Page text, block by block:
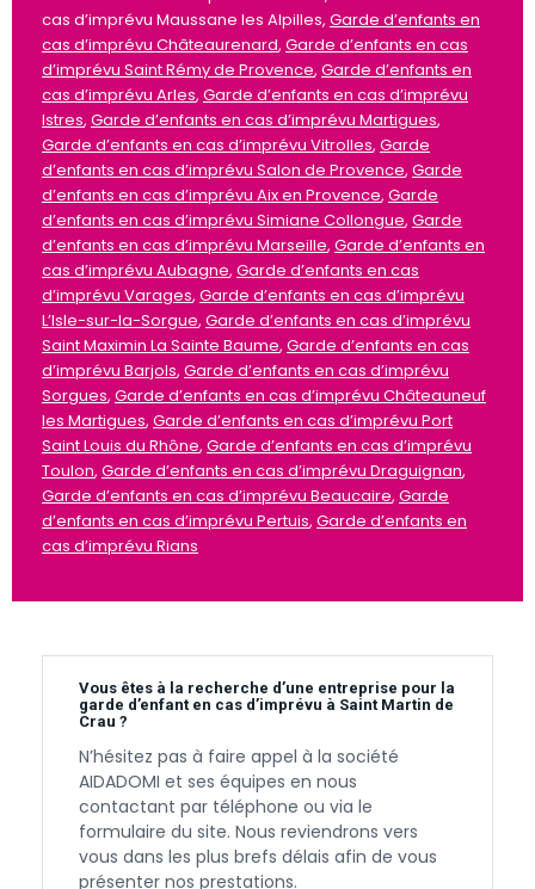
cas d’imprévu Maussane les Alpilles, Garde d’enfants en
cas d’imprévu Châteaurenard, Garde d’enfants en cas
d’imprévu Saint Rémy de Provence, Garde d’enfants en
cas d’imprévu Arles, Garde d’enfants en cas d’imprévu
Istres, Garde d’enfants en cas d’imprévu Martigues,
Garde d’enfants en cas d’imprévu Vitrolles, Garde
d’enfants en cas d’imprévu Salon de Provence, Garde
d’enfants en cas d’imprévu Aix en Provence, Garde
d’enfants en cas d’imprévu Simiane Collongue, Garde
d’enfants en cas d’imprévu Marseille, Garde d’enfants en
cas d’imprévu Aubagne, Garde d’enfants en cas
d’imprévu Varages, Garde d’enfants en cas d’imprévu
L’Isle-sur-la-Sorgue, Garde d’enfants en cas d’imprévu
Saint Maximin La Sainte Baume, Garde d’enfants en cas
d’imprévu Barjols, Garde d’enfants en cas d’imprévu
Sorgues, Garde d’enfants en cas d’imprévu Châteauneuf
les Martigues, Garde d’enfants en cas d’imprévu Port
Saint Louis du Rhône, Garde d’enfants en cas d’imprévu
Toulon, Garde d’enfants en cas d’imprévu Draguignan,
Garde d’enfants en cas d’imprévu Beaucaire, Garde
d’enfants en cas d’imprévu Pertuis, Garde d’enfants en
cas d’imprévu Rians
Vous êtes à la recherche d’une entreprise pour la
garde d’enfant en cas d’imprévu à Saint Martin de
Crau ?
N’hésitez pas à faire appel à la société
AIDADOMI et ses équipes en nous
contactant par téléphone ou via le
formulaire du site. Nous reviendrons vers
vous dans les plus brefs délais afin de vous
présenter nos prestations.